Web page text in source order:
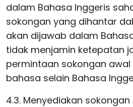
dalam Bahasa Inggeris
sokongan yang dihantar
akan dijawab dalam
tidak menjamin ketepatan
permintaan sokongan
bahasa selain Bahasa
4.3. Menyediakan